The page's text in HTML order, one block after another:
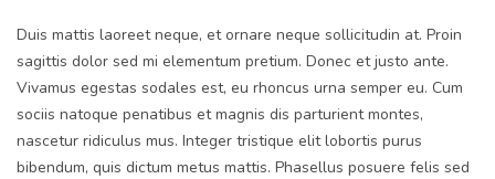
Duis mattis laoreet neque, et ornare neque sollicitudin at. Proin
sagittis dolor sed mi elementum pretium. Donec et justo ante.
Vivamus egestas sodales est, eu rhoncus urna semper eu. Cum
sociis natoque penatibus et magnis dis parturient montes,
nascetur ridiculus mus. Integer tristique elit lobortis purus
bibendum, quis dictum metus mattis. Phasellus posuere felis sed